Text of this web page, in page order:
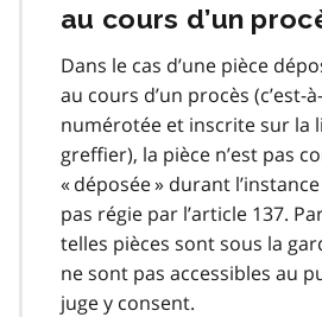
au cours d’un
Dans le cas d’une pièce
au cours d’un procès (c’est-
numérotée et inscrite sur la
greffier), la pièce n’est pas
« déposée » durant
pas régie par l’article 137.
telles pièces sont sous la
ne sont pas accessibles au
juge y consent.